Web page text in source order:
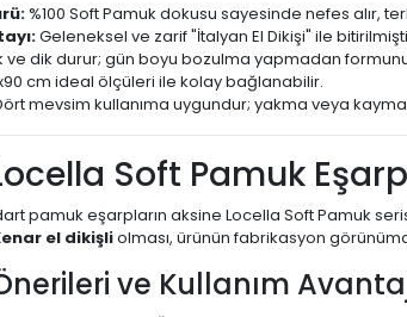
%100 Soft Pamuk dokusu sayesinde nefes alır,
Geleneksel ve zarif "İtalyan El Dikişi" ile
ve dik durur; gün boyu bozulma yapmadan
cm ideal ölçüleri ile kolay bağlanabilir.
mevsim kullanıma uygundur; yakma veya
Soft Pamuk
pamuk eşarpların aksine Locella Soft Pamuk
el dikişliolması, ürünün fabrikasyon
ve Kullanım